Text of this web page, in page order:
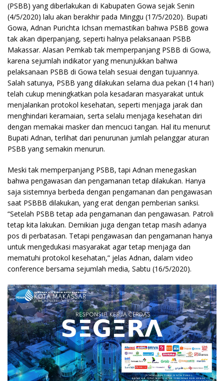
(PSBB) yang diberlakukan di Kabupaten Gowa sejak Senin
(4/5/2020) lalu akan berakhir pada Minggu (17/5/2020). Bupati
Gowa, Adnan Purichta Ichsan memastikan bahwa PSBB gowa
tak akan diperpanjang, seperti halnya pelaksanaan PSBB
Makassar. Alasan Pemkab tak memperpanjang PSBB di Gowa,
karena sejumlah indikator yang menunjukkan bahwa
pelaksanaan PSBB di Gowa telah sesuai dengan tujuannya.
Salah satunya, PSBB yang dilakukan selama dua pekan (14 hari)
telah cukup meningkatkan pola kesadaran masyarakat untuk
menjalankan protokol kesehatan, seperti menjaga jarak dan
menghindari keramaian, serta selalu menjaga kesehatan diri
dengan memakai masker dan mencuci tangan. Hal itu menurut
Bupati Adnan, terlihat dari penurunan jumlah pelanggar aturan
PSBB yang semakin menurun.
Meski tak memperpanjang PSBB, tapi Adnan menegaskan
bahwa pengawasan dan pengamanan tetap dilakukan. Hanya
saja sistemnya berbeda dengan pengamanan dan pengawasan
saat PSBBB dilakukan, yang erat dengan pemberian sanksi.
“Setelah PSBB tetap ada pengamanan dan pengawasan. Patroli
tetap kita lakukan. Demikian juga dengan tetap masih adanya
pos di perbatasan. Tetapi pengawasan dan pengamanan hanya
untuk mengedukasi masyarakat agar tetap menjaga dan
mematuhi protokol kesehatan,” jelas Adnan, dalam video
conference bersama sejumlah media, Sabtu (16/5/2020).